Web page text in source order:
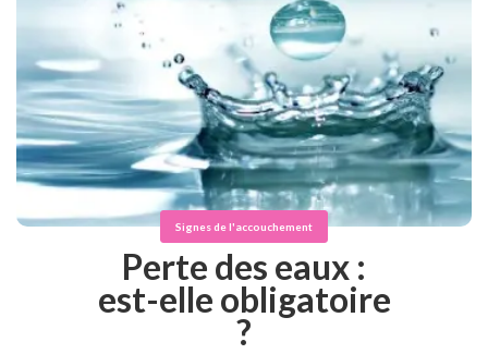
Signes de l'accouchement
Perte des eaux :
est-elle obligatoire
?